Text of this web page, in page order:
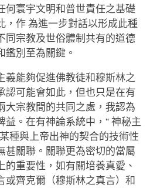
何寰宇文明和普世責任之基礎
，作 為進一步對話以形成此種
同宗教及世俗體制共有的道德
鑑別至為關鍵。
義能夠促進佛教徒和穆斯林之
認可能會如此，但也只是在有
大宗教間的共同之處，我認為
益。在有神論系統中，“ 神秘主
種與上帝出神的契合的技術性
甚關聯。關聯更為密切的當屬
的重要性，如有關培養真愛、
或齊克爾（穆斯林之真言）和